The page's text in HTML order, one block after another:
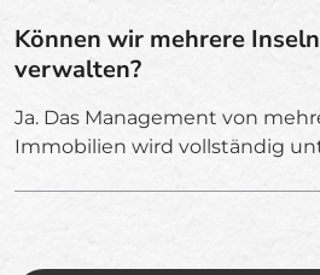
Können wir mehrere
verwalten?
Ja. Das Management von
Immobilien wird vollständig